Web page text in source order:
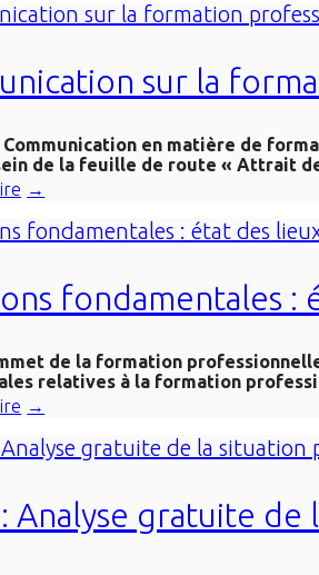
sur la
en matière de
de la feuille de route « Attrait
fondamentales :
de la formation
relatives à la formation
Analyse gratuite